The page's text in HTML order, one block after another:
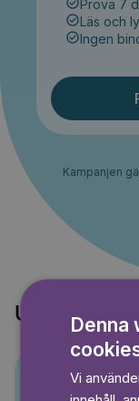
Prova 7
Läs och
Ingen
Kampanjen
UpptäckDenna
Vi